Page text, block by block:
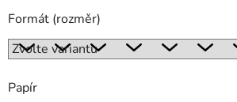
Formát (rozměr)
Papír